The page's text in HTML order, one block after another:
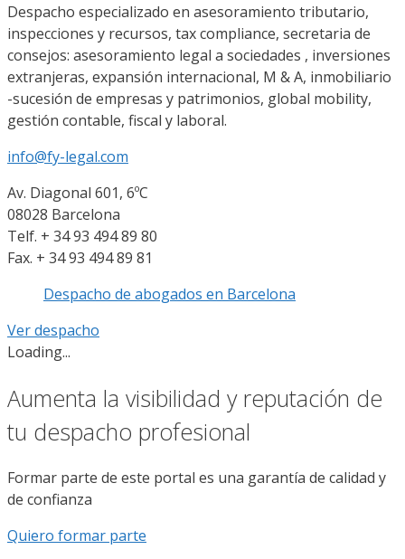
Despacho especializado en asesoramiento tributario,
inspecciones y recursos, tax compliance, secretaria de
consejos: asesoramiento legal a sociedades , inversiones
extranjeras, expansión internacional, M & A, inmobiliario
-sucesión de empresas y patrimonios, global mobility,
gestión contable, fiscal y laboral.
info@fy-legal.com
Av. Diagonal 601, 6ºC
08028 Barcelona
Telf. + 34 93 494 89 80
Fax. + 34 93 494 89 81
Despacho de abogados en Barcelona
Ver despacho
Loading...
Aumenta la visibilidad y reputación de
tu despacho profesional
Formar parte de este portal es una garantía de calidad y
de confianza
Quiero formar parte